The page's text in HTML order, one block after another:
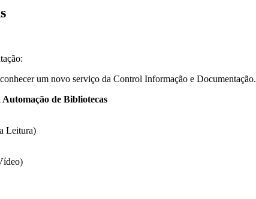
um novo serviço da Control Informação e Documentação.
Automação de Bibliotecas
Leitura)